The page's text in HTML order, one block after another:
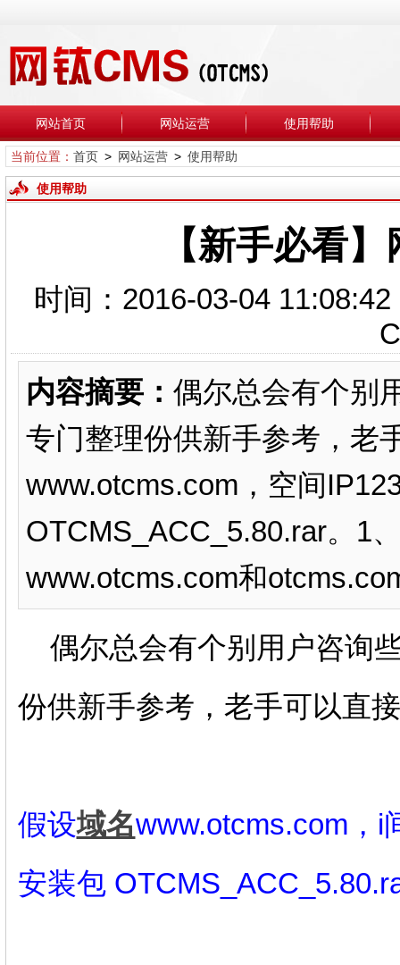
网站首页 网站运营 使用帮助
当前位置： 首页> 网站运营> 使用帮助
使用帮助
【新手必看
时间：2016-03-04
内容摘要： 偶尔总会有个别
专门整理份供新手参考，老
www.otcms.com，空间
OTCMS_ACC_5.80.rar。1
www.otcms.com和
偶尔总会有个别用户咨询
份供新手参考，老手可以直
假设域名www.otcms.com ，
安装包